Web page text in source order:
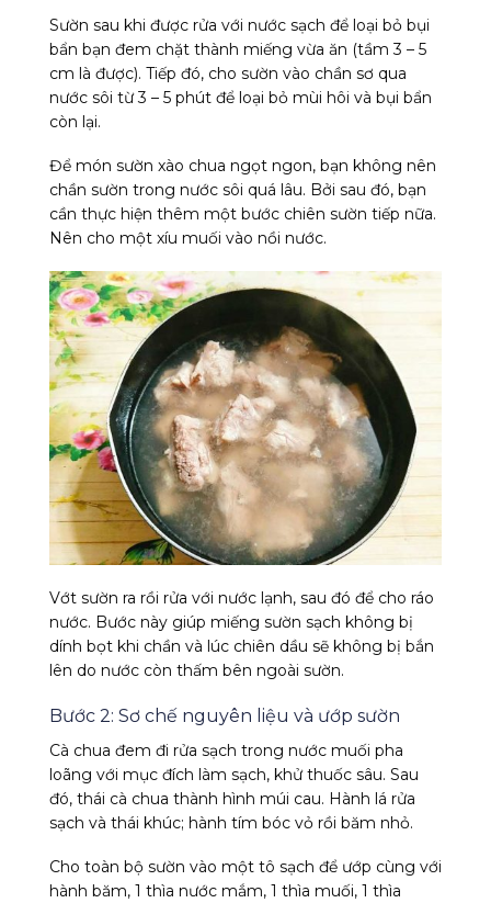
Sườn sau khi được rửa với nước sạch để loại bỏ bụi
bẩn bạn đem chặt thành miếng vừa ăn (tầm 3 – 5
cm là được). Tiếp đó, cho sườn vào chần sơ qua
nước sôi từ 3 – 5 phút để loại bỏ mùi hôi và bụi bẩn
còn lại.
Để món sườn xào chua ngọt ngon, bạn không nên
chần sườn trong nước sôi quá lâu. Bởi sau đó, bạn
cần thực hiện thêm một bước chiên sườn tiếp nữa.
Nên cho một xíu muối vào nồi nước.
Vớt sườn ra rồi rửa với nước lạnh, sau đó để cho ráo
nước. Bước này giúp miếng sườn sạch không bị
dính bọt khi chần và lúc chiên dầu sẽ không bị bắn
lên do nước còn thấm bên ngoài sườn.
Bước 2: Sơ chế nguyên liệu và ướp sườn
Cà chua đem đi rửa sạch trong nước muối pha
loãng với mục đích làm sạch, khử thuốc sâu. Sau
đó, thái cà chua thành hình múi cau. Hành lá rửa
sạch và thái khúc; hành tím bóc vỏ rồi băm nhỏ.
Cho toàn bộ sườn vào một tô sạch để ướp cùng với
hành băm, 1 thìa nước mắm, 1 thìa muối, 1 thìa